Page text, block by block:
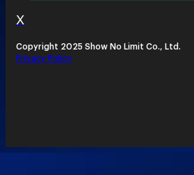
X
Copyright 2025 Show No Limit Co., Ltd.
Privacy Policy